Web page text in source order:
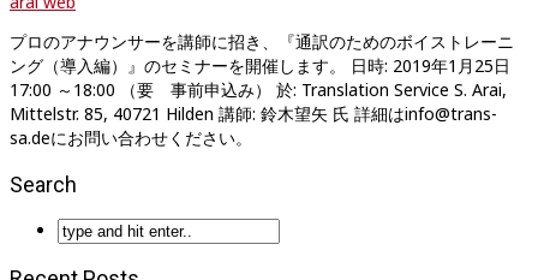
プロのアナウンサーを講師に招き、『通訳のためのボイストレーニ
ング（導入編）』のセミナーを開催します。 日時: 2019年1月25日
17:00 ～18:00 （要 事前申込み） 於: Translation Service S. Arai,
Mittelstr. 85, 40721 Hilden 講師: 鈴木望矢 氏 詳細はinfo@trans-
sa.deにお問い合わせください。
Search